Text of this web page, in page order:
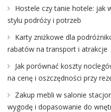
Hostele czy tanie hotele: jak
stylu podróży i potrzeb
Karty zniżkowe dla
rabatów na transport i atrakcje
Jak porównać koszty
na cenę i oszczędności przy
Zakup mebli w salonie
wygodę i dopasowanie do